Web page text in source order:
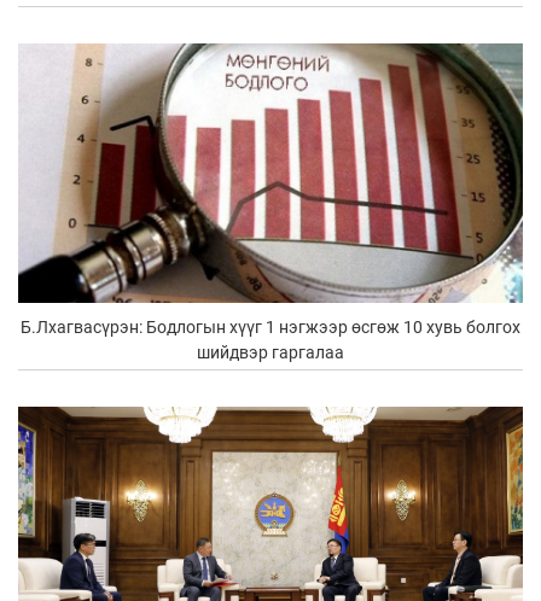
Б.Лхагвасүрэн: Бодлогын хүүг 1 нэгжээр өсгөж 10 хувь болгох
шийдвэр гаргалаа